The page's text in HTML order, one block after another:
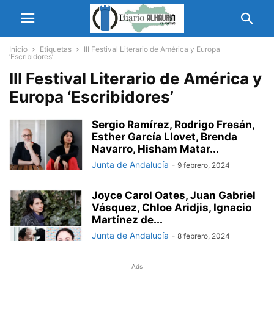
Inicio Etiquetas
III Festival Literario de América y Europa
‘Escribidores’
III Festival Literario de América y
Europa ‘Escribidores’
Sergio Ramírez, Rodrigo Fresán,
Esther García Llovet, Brenda
Navarro, Hisham Matar...
Junta de Andalucía - 9 febrero, 2024
Joyce Carol Oates, Juan Gabriel
Vásquez, Chloe Aridjis, Ignacio
Martínez de...
Junta de Andalucía - 8 febrero, 2024
Ads